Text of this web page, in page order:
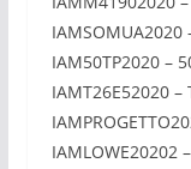
IAMSOMUA2020
IAM50TP2020 –
IAMT26E52020 –
IAMLOWE20202